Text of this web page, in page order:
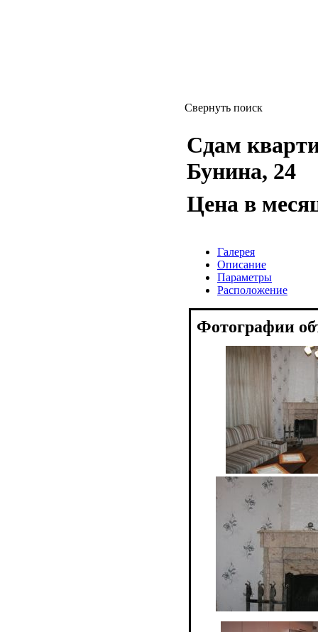
Свернуть поиск
Сдам
Бунина, 24
Цена в
Галерея
Описание
Параметры
Расположение
Фотографии